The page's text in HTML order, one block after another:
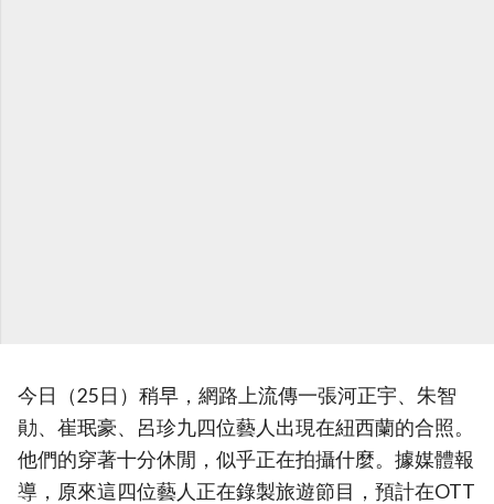
今日（25日）稍早，網路上流傳一張河正宇、朱智
勛、崔珉豪、呂珍九四位藝人出現在紐西蘭的合照。
他們的穿著十分休閒，似乎正在拍攝什麼。據媒體報
導，原來這四位藝人正在錄製旅遊節目，預計在OTT